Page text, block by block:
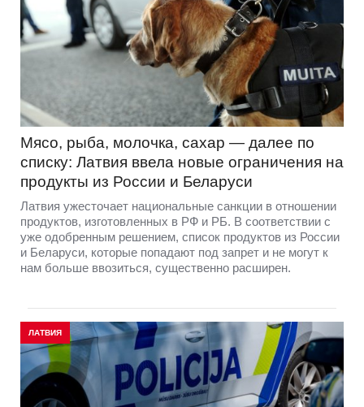
Мясо, рыба, молочка, сахар — далее по
списку: Латвия ввела новые ограничения на
продукты из России и Беларуси
Латвия ужесточает национальные санкции в отношении
продуктов, изготовленных в РФ и РБ. В соответствии с
уже одобренным решением, список продуктов из России
и Беларуси, которые попадают под запрет и не могут к
нам больше ввозиться, существенно расширен.
ЛАТВИЯ